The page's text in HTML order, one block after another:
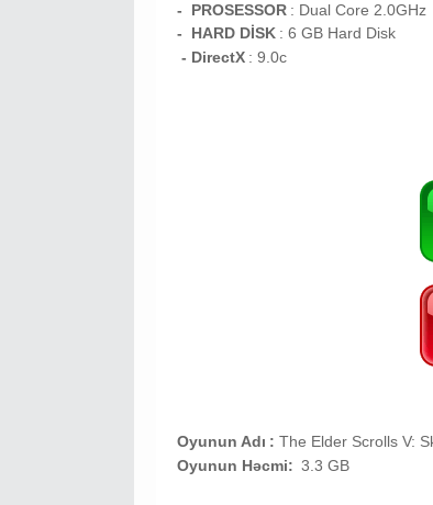
- PROSESSOR : Dual Core 2.0GHz
- HARD DİSK : 6 GB Hard Disk
- DirectX : 9.0c
Oyunun Adı : The Elder Scrolls V:
Oyunun Həcmi: 3.3 GB